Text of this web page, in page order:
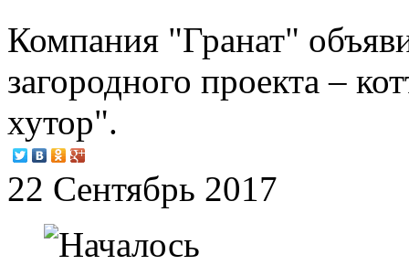
Компания "Гранат"
загородного проекта –
хутор".
22 Сентябрь 2017